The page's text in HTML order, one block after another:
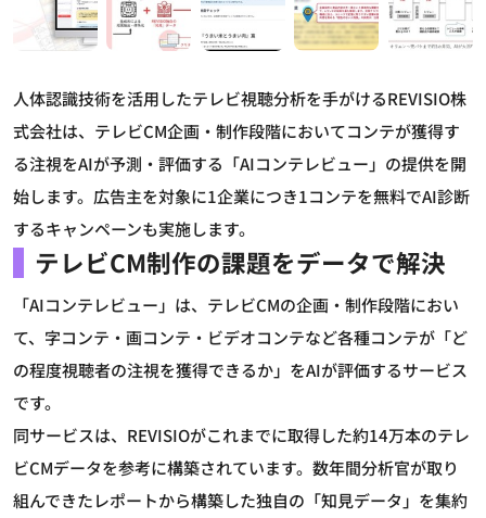
人体認識技術を活用したテレビ視聴分析を手がけるREVISIO株
式会社は、テレビCM企画・制作段階においてコンテが獲得す
る注視をAIが予測・評価する「AIコンテレビュー」の提供を開
始します。広告主を対象に1企業につき1コンテを無料でAI診断
するキャンペーンも実施します。
テレビCM制作の課題をデータで解決
「AIコンテレビュー」は、テレビCMの企画・制作段階におい
て、字コンテ・画コンテ・ビデオコンテなど各種コンテが「ど
の程度視聴者の注視を獲得できるか」をAIが評価するサービス
です。
同サービスは、REVISIOがこれまでに取得した約14万本のテレ
ビCMデータを参考に構築されています。数年間分析官が取り
組んできたレポートから構築した独自の「知見データ」を集約